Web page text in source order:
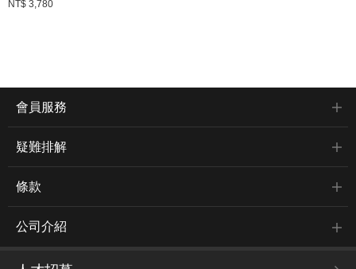
NT$ 3,780
會員服務
疑難排解
條款
公司介紹